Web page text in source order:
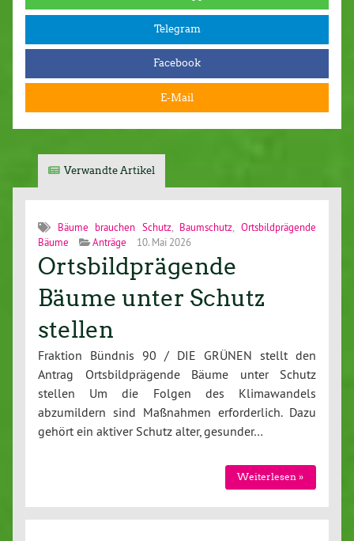
Telegram
Facebook
E-Mail
Verwandte Artikel
Bäume brauchen Schutz, Baumschutz ,Ortsbildprägende
Bäume
Anträge 10. Mai 2026
Ortsbildprägende
Bäume unter Schutz
stellen
Fraktion Bündnis 90 / DIE GRÜNEN stellt den
Antrag Ortsbildprägende Bäume unter Schutz
stellen Um die Folgen des Klimawandels
abzumildern sind Maßnahmen erforderlich. Dazu
gehört ein aktiver Schutz alter, gesunder…
Weiterlesen »